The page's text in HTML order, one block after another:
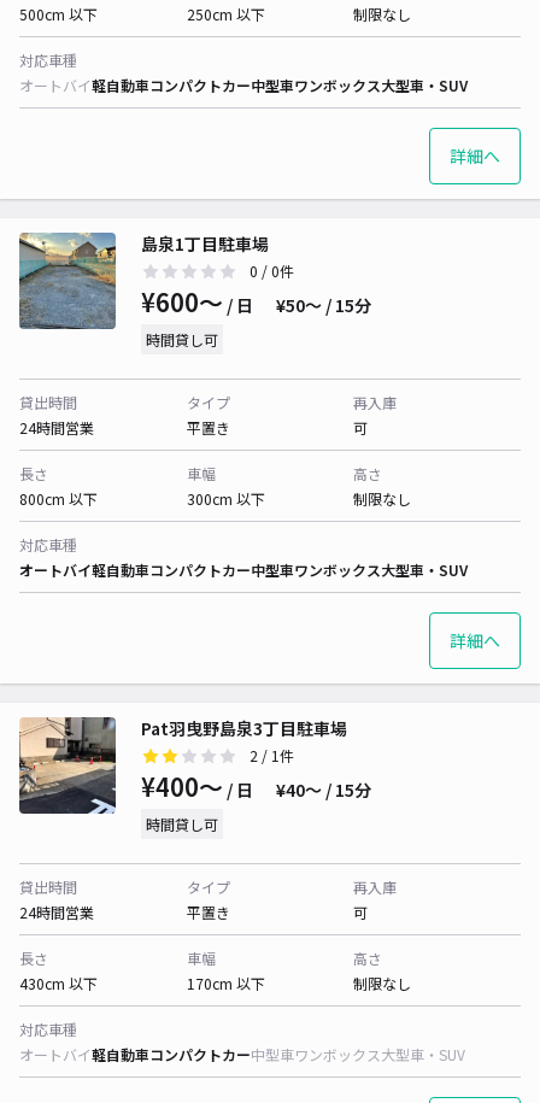
500cm 以下
250cm 以下
制限なし
対応車種
オートバイ軽自動車コンパクトカー中型車ワンボックス大型車・SUV
詳細へ
島泉1丁目駐車場
0 / 0件
¥600〜 / 日 ¥50〜 / 15分
時間貸し可
貸出時間
24時間営業
タイプ
平置き
再入庫
可
長さ
800cm 以下
車幅
300cm 以下
高さ
制限なし
対応車種
オートバイ軽自動車コンパクトカー中型車ワンボックス大型車・SUV
詳細へ
Pat羽曳野島泉3丁目駐車場
2 / 1件
¥400〜 / 日 ¥40〜 / 15分
時間貸し可
貸出時間
24時間営業
タイプ
平置き
再入庫
可
長さ
430cm 以下
車幅
170cm 以下
高さ
制限なし
対応車種
オートバイ軽自動車コンパクトカー中型車ワンボックス大型車・SUV